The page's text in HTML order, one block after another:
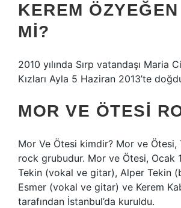
KEREM
MI?
2010 yılında Sırp vatandaşı Maria
Kızları Ayla 5 Haziran 2013’te
MOR VE ÖTESI
Mor Ve Ötesi kimdir? Mor ve
rock grubudur. Mor ve Ötesi, Ocak
Tekin (vokal ve gitar), Alper Tekin
Esmer (vokal ve gitar) ve Kerem
tarafından İstanbul’da kuruldu.